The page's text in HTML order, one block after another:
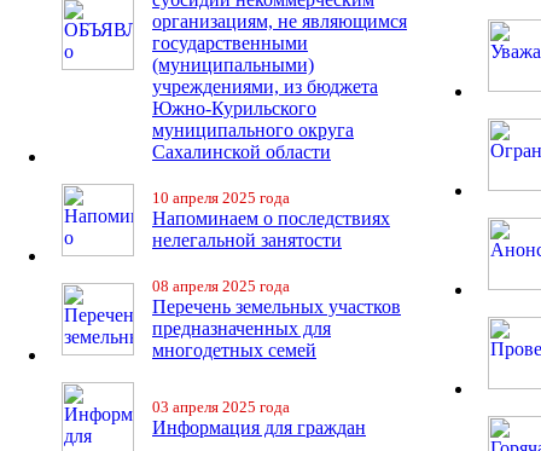
организациям, не являющимся
государственными
(муниципальными)
учреждениями, из бюджета
Южно-Курильского
муниципального округа
Сахалинской области
10 апреля 2025 года
Напоминаем о последствиях
нелегальной занятости
08 апреля 2025 года
Перечень земельных участков
предназначенных для
многодетных семей
03 апреля 2025 года
Информация для граждан